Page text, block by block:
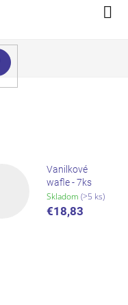
Vanilkové
wafle - 7ks
Skladom (>5 ks)
€18,83